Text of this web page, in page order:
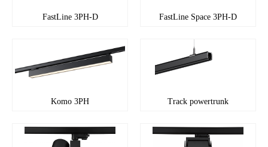
FastLine 3PH-D FastLine Space 3PH-D
Komo 3PH Track powertrunk